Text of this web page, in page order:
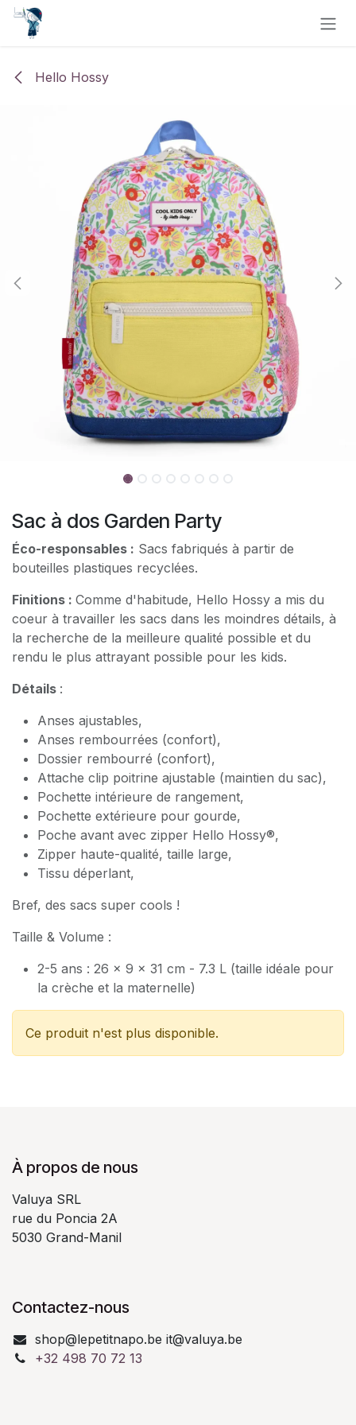
Se rendre au contenu
Hello Hossy
Sac à dos Garden Party
Éco-responsables : Sacs fabriqués à partir de
bouteilles plastiques recyclées.
Finitions : Comme d'habitude, Hello Hossy a mis du
coeur à travailler les sacs dans les moindres détails, à
la recherche de la meilleure qualité possible et du
rendu le plus attrayant possible pour les kids.
Détails :
Anses ajustables,
Anses rembourrées (confort),
Dossier rembourré (confort),
Attache clip poitrine ajustable (maintien du sac),
Pochette intérieure de rangement,
Pochette extérieure pour gourde,
Poche avant avec zipper Hello Hossy®,
Zipper haute-qualité, taille large,
Tissu déperlant,
Bref, des sacs super cools !
Taille & Volume :
2-5 ans : 26 x 9 x 31 cm - 7.3 L (taille idéale pour
la crèche et la maternelle)
Ce produit n'est plus disponible.
À propos de nous
Valuya SRL
rue du Poncia 2A
5030 Grand-Manil
Contactez-nous
shop@lepetitnapo.be it@valuya.be
+32 498 70 72 13